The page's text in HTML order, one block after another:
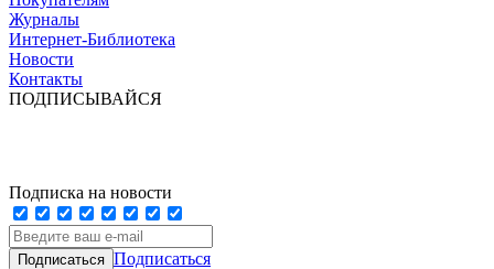
Журналы
Интернет-Библиотека
Новости
Контакты
ПОДПИСЫВАЙСЯ
Подписка на новости
Подписаться